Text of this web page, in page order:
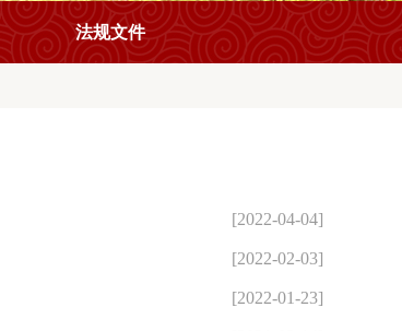
法规文件
[2022-04-04]
[2022-02-03]
[2022-01-23]